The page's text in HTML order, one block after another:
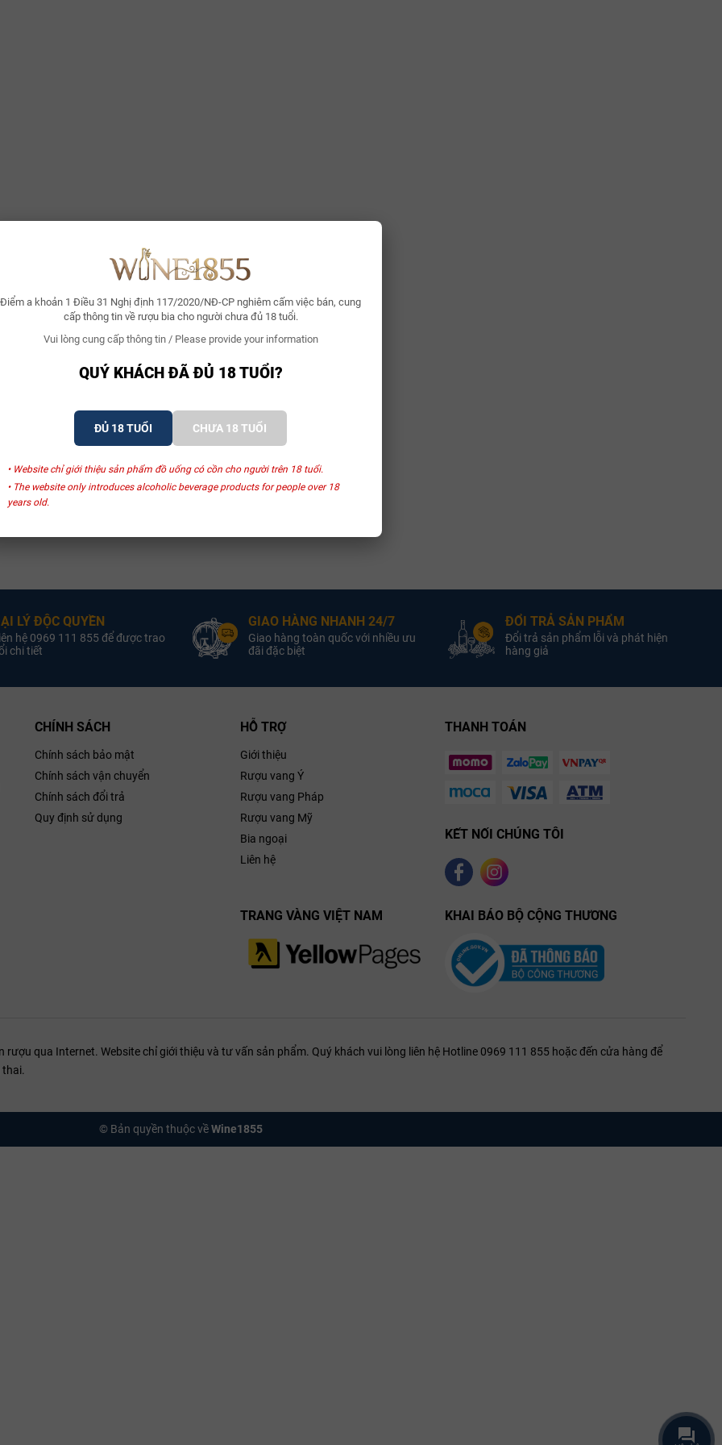
Điểm a khoản 1 Điều 31 Nghị định 117/2020/NĐ-CP nghiêm cấm việc bán, cung
cấp thông tin về rượu bia cho người chưa đủ 18 tuổi.
Vui lòng cung cấp thông tin / Please provide your information
QUÝ KHÁCH ĐÃ ĐỦ 18 TUỔI?
ĐỦ 18 TUỔI CHƯA 18 TUỔI
• Website chỉ giới thiệu sản phẩm đồ uống có cồn cho người trên 18 tuổi.
• The website only introduces alcoholic beverage products for people over 18
years old.
LÝ ĐỘC QUYỀN
hệ 0969 111 855 để được trao
chi tiết
GIAO HÀNG NHANH 24/7
Giao hàng toàn quốc với nhiều ưu
đãi đặc biệt
ĐỔI TRẢ SẢN PHẨM
Đổi trả sản phẩm lỗi và phát hiện
hàng giả
CHÍNH SÁCH
Chính sách bảo mật
Chính sách vận chuyển
Chính sách đổi trả
Quy định sử dụng
HỖ TRỢ
Giới thiệu
Rượu vang Ý
Rượu vang Pháp
Rượu vang Mỹ
Bia ngoại
Liên hệ
THANH TOÁN
KẾT NỐI CHÚNG TÔI
TRANG VÀNG VIỆT NAM KHAI BÁO BỘ CỘNG THƯƠNG
qua Internet. Website chỉ giới thiệu và tư vấn sản phẩm. Quý khách vui lòng liên hệ Hotline 0969 111 855 hoặc đến cửa hàng để
© Bản quyền thuộc vềWine1855